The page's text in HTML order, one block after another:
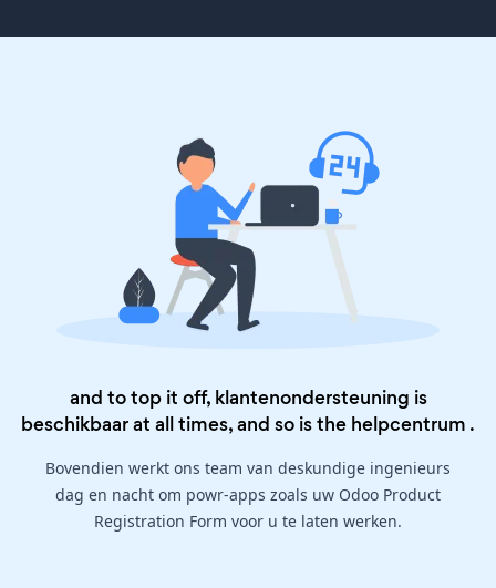
and to top it off, klantenondersteuning is
beschikbaar at all times, and so is the helpcentrum .
Bovendien werkt ons team van deskundige ingenieurs
dag en nacht om powr-apps zoals uw Odoo Product
Registration Form voor u te laten werken.